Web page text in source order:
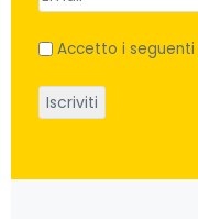
Accetto i seguenti